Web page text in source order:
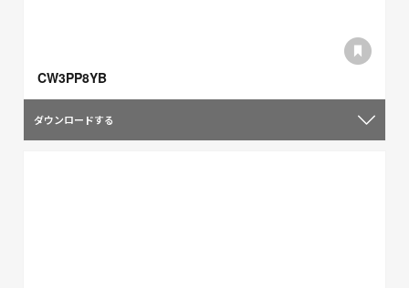
CW3PP8YB
ダウンロードする